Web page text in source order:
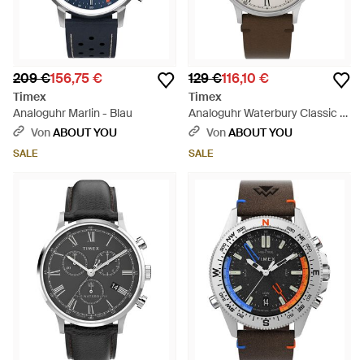
209 €156,75 €
Timex
Analoguhr Marlin - Blau
VonABOUT YOU
SALE
129 €116,10 €
Timex
Analoguhr Waterbury Classic -
GrauVonABOUT YOU
SALE